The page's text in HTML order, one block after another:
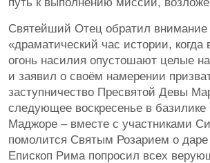
Святейший Отец обратил внимание
«драматический час истории, когда
огонь насилия опустошают целые
и заявил о своём намерении
заступничество Пресвятой Девы
следующее воскресенье в
Маджоре – вместе с участниками
помолится Святым Розарием о
Епископ Рима попросил всех